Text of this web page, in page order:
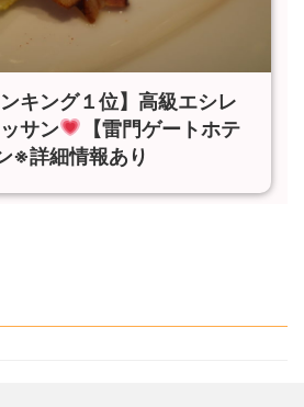
ンキング１位】高級エシレ
サン
【雷門ゲートホテ
※詳細情報あり